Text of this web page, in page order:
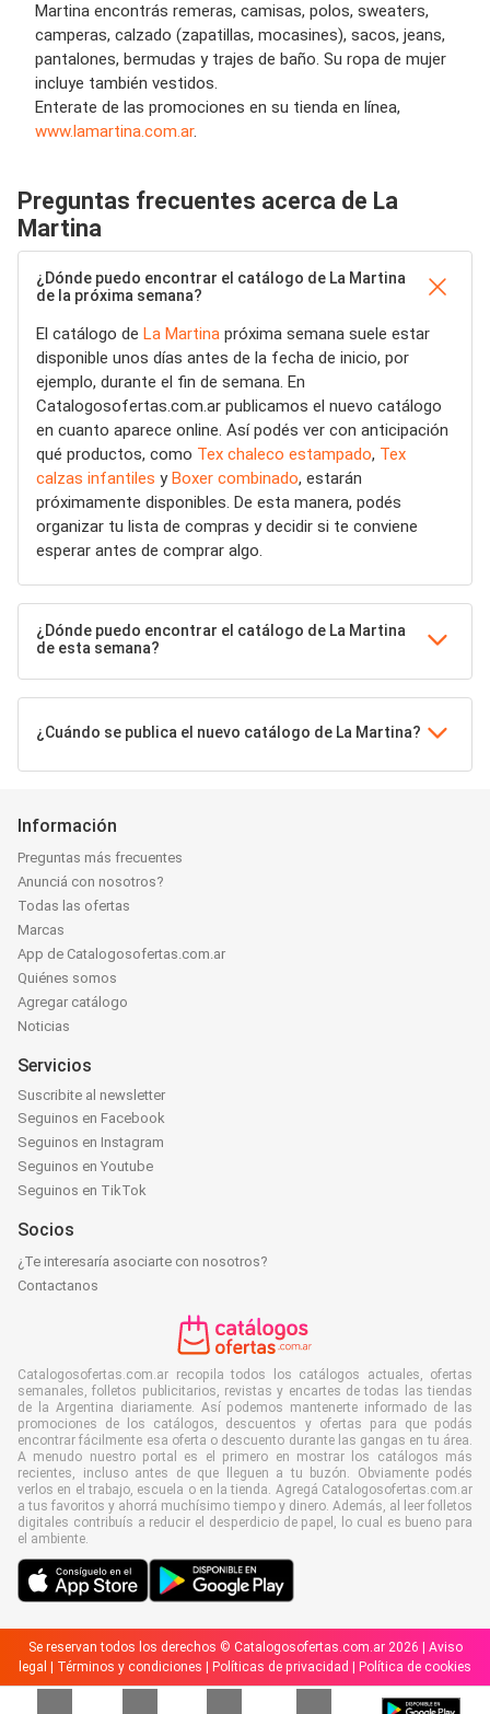
Martina encontrás remeras, camisas, polos, sweaters,
camperas, calzado (zapatillas, mocasines), sacos, jeans,
pantalones, bermudas y trajes de baño. Su ropa de mujer
incluye también vestidos.
Enterate de las promociones en su tienda en línea,
www.lamartina.com.ar.
Preguntas frecuentes acerca de La
Martina
¿Dónde puedo encontrar el catálogo de La Martina
de la próxima semana?
El catálogo de La Martina próxima semana suele estar
disponible unos días antes de la fecha de inicio, por
ejemplo, durante el fin de semana. En
Catalogosofertas.com.ar publicamos el nuevo catálogo
en cuanto aparece online. Así podés ver con anticipación
qué productos, como Tex chaleco estampado, Tex
calzas infantiles yBoxer combinado, estarán
próximamente disponibles. De esta manera, podés
organizar tu lista de compras y decidir si te conviene
esperar antes de comprar algo.
¿Dónde puedo encontrar el catálogo de La Martina
de esta semana?
¿Cuándo se publica el nuevo catálogo de La Martina?
Información
Preguntas más frecuentes
Anunciá con nosotros?
Todas las ofertas
Marcas
App de Catalogosofertas.com.ar
Quiénes somos
Agregar catálogo
Noticias
Servicios
Suscribite al newsletter
Seguinos en Facebook
Seguinos en Instagram
Seguinos en Youtube
Seguinos en TikTok
Socios
¿Te interesaría asociarte con nosotros?
Contactanos
Catalogosofertas.com.ar recopila todos los catálogos actuales, ofertas
semanales, folletos publicitarios, revistas y encartes de todas las tiendas
de la Argentina diariamente. Así podemos mantenerte informado de las
promociones de los catálogos, descuentos y ofertas para que podás
encontrar fácilmente esa oferta o descuento durante las gangas en tu área.
A menudo nuestro portal es el primero en mostrar los catálogos más
recientes, incluso antes de que lleguen a tu buzón. Obviamente podés
verlos en el trabajo, escuela o en la tienda. Agregá Catalogosofertas.com.ar
a tus favoritos y ahorrá muchísimo tiempo y dinero. Además, al leer folletos
digitales contribuís a reducir el desperdicio de papel, lo cual es bueno para
el ambiente.
Se reservan todos los derechos © Catalogosofertas.com.ar 2026 | Aviso
legal
Términos y condiciones Políticas de privacidad Política de cookies